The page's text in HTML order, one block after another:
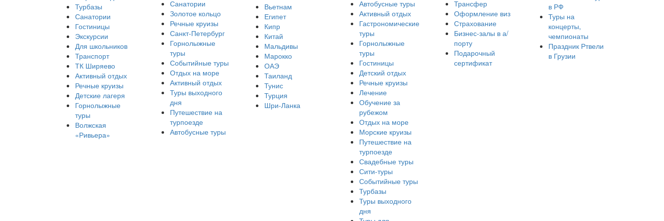
Турбазы
Санатории
Гостиницы
Экскурсии
Для школьников
Транспорт
ТК Ширяево
Активный отдых
Речные круизы
Детские лагеря
Горнолыжные
туры
Волжская
«Ривьера»
Санатории
Золотое кольцо
Речные круизы
Санкт-Петербург
Горнолыжные
туры
Событийные туры
Отдых на море
Активный отдых
Туры выходного
дня
Путешествие на
турпоезде
Автобусные туры
Вьетнам
Египет
Кипр
Китай
Мальдивы
Марокко
ОАЭ
Таиланд
Тунис
Турция
Шри-Ланка
Автобусные туры
Активный отдых
Гастрономические
туры
Горнолыжные
туры
Гостиницы
Детский отдых
Речные круизы
Лечение
Обучение за
рубежом
Отдых на море
Морские круизы
Путешествие на
турпоезде
Свадебные туры
Сити-туры
Событийные туры
Турбазы
Туры выходного
дня
Трансфер
Оформление виз
Страхование
Бизнес-залы в а/
порту
Подарочный
сертификат
в РФ
Туры на
концерты,
чемпионаты
Праздник Ртвели
в Грузии